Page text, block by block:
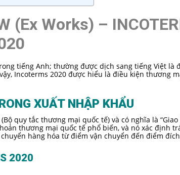
(Ex Works) –
tiếng Anh; thường được dịch sang tiếng Việt là
Incoterms 2020 được hiểu là điều kiện thương
XUẤT NHẬP KHẨU
quy tắc thương mại quốc tế) và có nghĩa là
thương mại quốc tế phổ biến, và nó xác định
hàng hóa từ điểm vận chuyển đến điểm
2020